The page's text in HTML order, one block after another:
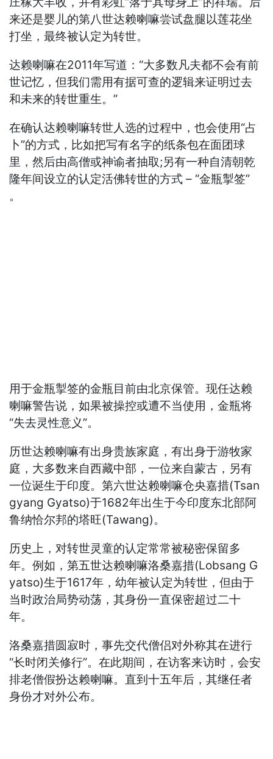
来还是婴儿的第八世达赖喇嘛尝试盘腿以莲花坐
打坐，最终被认定为转世。
达赖喇嘛在2011年写道：“大多数凡夫都不会有前
世记忆，但我们需用有据可查的逻辑来证明过去
和未来的转世重生。”
在确认达赖喇嘛转世人选的过程中，也会使用“占
卜”的方式，比如把写有名字的纸条包在面团球
里，然后由高僧或神谕者抽取;另有一种自清朝乾
隆年间设立的认定活佛转世的方式 – “金瓶掣签”
。
用于金瓶掣签的金瓶目前由北京保管。现任达赖
喇嘛警告说，如果被操控或遭不当使用，金瓶将
“失去灵性意义”。
历世达赖喇嘛有出身贵族家庭，有出身于游牧家
庭，大多数来自西藏中部，一位来自蒙古，另有
一位诞生于印度。第六世达赖喇嘛仓央嘉措(Tsan
gyang Gyatso)于1682年出生于今印度东北部阿
鲁纳恰尔邦的塔旺(Tawang)。
历史上，对转世灵童的认定常常被秘密保留多
年。例如，第五世达赖喇嘛洛桑嘉措(Lobsang G
yatso)生于1617年，幼年被认定为转世，但由于
当时政治局势动荡，其身份一直保密超过二十
年。
洛桑嘉措圆寂时，事先交代僧侣对外称其在进行
“长时闭关修行”。在此期间，在访客来访时，会安
排老僧假扮达赖喇嘛。直到十五年后，其继任者
身份才对外公布。